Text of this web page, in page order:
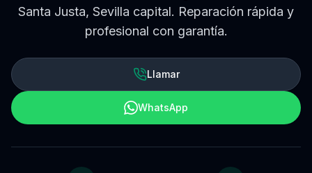
Santa Justa, Sevilla capital. Reparación rápida y
profesional con garantía.
Llamar
WhatsApp